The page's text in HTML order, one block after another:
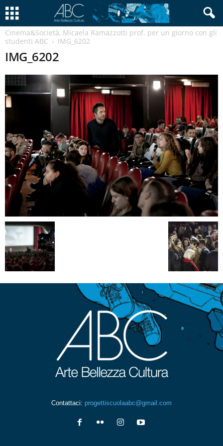
Cinema&Società, Micaela Ramazzotti prof. per un giorno con gli
studenti ABC
IMG_6202
IMG_6202
Contattaci: progettiscuolaabc@gmail.com